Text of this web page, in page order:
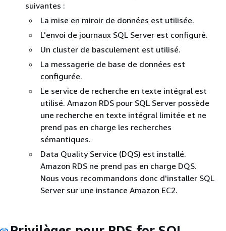
suivantes :
La mise en miroir de données est utilisée.
L'envoi de journaux SQL Server est configuré.
Un cluster de basculement est utilisé.
La messagerie de base de données est
configurée.
Le service de recherche en texte intégral est
utilisé. Amazon RDS pour SQL Server possède
une recherche en texte intégral limitée et ne
prend pas en charge les recherches
sémantiques.
Data Quality Service (DQS) est installé.
Amazon RDS ne prend pas en charge DQS.
Nous vous recommandons donc d'installer SQL
Server sur une instance Amazon EC2.